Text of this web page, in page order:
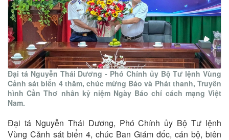
Đại tá Nguyễn Thái Dương - Phó Chính ủy Bộ Tư lệnh Vùng
Cảnh sát biển 4 thăm, chúc mừng Báo và Phát thanh, Truyền
hình Cần Thơ nhân kỷ niệm Ngày Báo chí cách mạng Việt
Nam.
Đại tá Nguyễn Thái Dương, Phó Chính ủy Bộ Tư lệnh
Vùng Cảnh sát biển 4, chúc Ban Giám đốc, cán bộ, biên